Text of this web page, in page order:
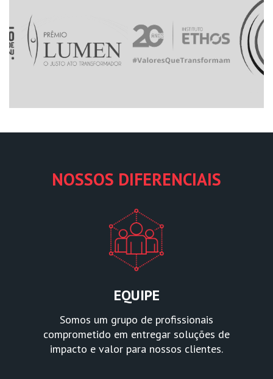
NOSSOS DIFERENCIAIS
EQUIPE
Somos um grupo de profissionais
comprometido em entregar soluções de
impacto e valor para nossos clientes.